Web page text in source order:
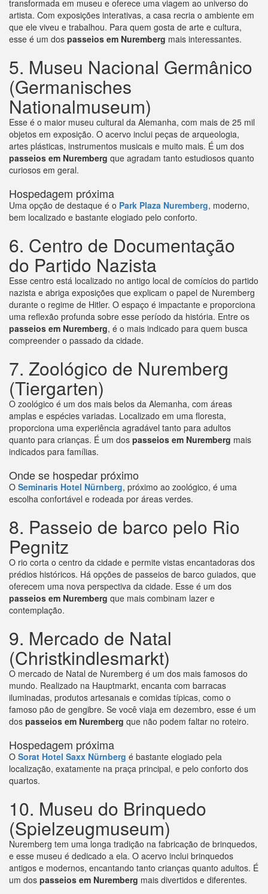
transformada em museu e oferece uma viagem ao universo do
artista. Com exposições interativas, a casa recria o ambiente em
que ele viveu e trabalhou. Para quem gosta de arte e cultura,
esse é um dos passeios em Nuremberg mais interessantes.
5. Museu Nacional Germânico
(Germanisches
Nationalmuseum)
Esse é o maior museu cultural da Alemanha, com mais de 25 mil
objetos em exposição. O acervo inclui peças de arqueologia,
artes plásticas, instrumentos musicais e muito mais. É um dos
passeios em Nuremberg que agradam tanto estudiosos quanto
curiosos em geral.
Hospedagem próxima
Uma opção de destaque é o Park Plaza Nuremberg, moderno,
bem localizado e bastante elogiado pelo conforto.
6. Centro de Documentação
do Partido Nazista
Esse centro está localizado no antigo local de comícios do partido
nazista e abriga exposições que explicam o papel de Nuremberg
durante o regime de Hitler. O espaço é impactante e proporciona
uma reflexão profunda sobre esse período da história. Entre os
passeios em Nuremberg, é o mais indicado para quem busca
compreender o passado da cidade.
7. Zoológico de Nuremberg
(Tiergarten)
O zoológico é um dos mais belos da Alemanha, com áreas
amplas e espécies variadas. Localizado em uma floresta,
proporciona uma experiência agradável tanto para adultos
quanto para crianças. É um dos passeios em Nuremberg mais
indicados para famílias.
Onde se hospedar próximo
O Seminaris Hotel Nürnberg, próximo ao zoológico, é uma
escolha confortável e rodeada por áreas verdes.
8. Passeio de barco pelo Rio
Pegnitz
O rio corta o centro da cidade e permite vistas encantadoras dos
prédios históricos. Há opções de passeios de barco guiados, que
oferecem uma nova perspectiva da cidade. Esse é um dos
passeios em Nuremberg que mais combinam lazer e
contemplação.
9. Mercado de Natal
(Christkindlesmarkt)
O mercado de Natal de Nuremberg é um dos mais famosos do
mundo. Realizado na Hauptmarkt, encanta com barracas
iluminadas, produtos artesanais e comidas típicas, como o
famoso pão de gengibre. Se você viaja em dezembro, esse é um
dos passeios em Nuremberg que não podem faltar no roteiro.
Hospedagem próxima
O Sorat Hotel Saxx Nürnberg é bastante elogiado pela
localização, exatamente na praça principal, e pelo conforto dos
quartos.
10. Museu do Brinquedo
(Spielzeugmuseum)
Nuremberg tem uma longa tradição na fabricação de brinquedos,
e esse museu é dedicado a ela. O acervo inclui brinquedos
antigos e modernos, encantando tanto crianças quanto adultos. É
um dos passeios em Nuremberg mais divertidos e diferentes.